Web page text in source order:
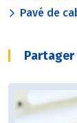
Pavé de
Partager